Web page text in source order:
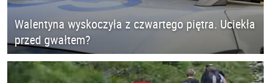
Walentyna wyskoczyła z czwartego piętra. Uciekła
przed gwałtem?